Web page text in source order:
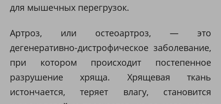
для мышечных перегрузок.
Артроз, или остеоартроз, — это
дегенеративно-дистрофическое заболевание,
при котором происходит постепенное
разрушение хряща. Хрящевая ткань
истончается, теряет влагу, становится